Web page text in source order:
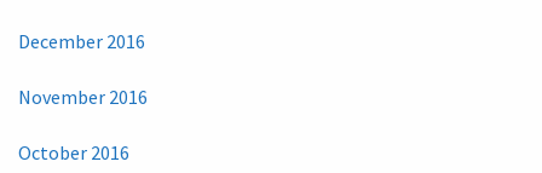
December 2016
November 2016
October 2016